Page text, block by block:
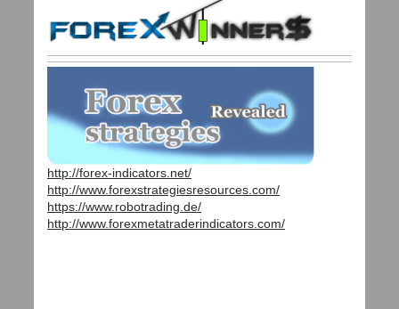
http://forex-indicators.net/
http://www.forexstrategiesresources.com/
https://www.robotrading.de/
http://www.forexmetatraderindicators.com/